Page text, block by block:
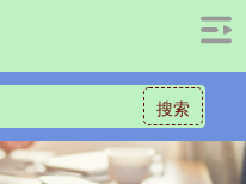
搜索